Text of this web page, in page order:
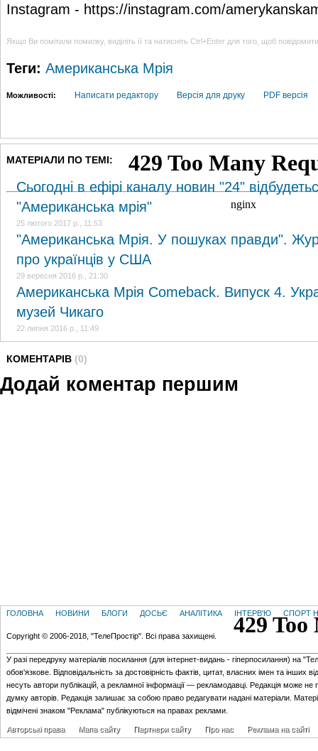
Instagram - https://instagram.com/
Якщо Ви помітили помилку, виділіть її та натисніть Ctrl+Enter для того, щоб
Теги: Американська Мрія
Можливості: Написати редактору Версія для друку PDF версія
МАТЕРІАЛИ ПО ТЕМІ:
Сьогодні в ефірі каналу новин "24"
"Американська мрія"
25 лютого 2017 р., 11:53
"Американська Мрія. У пошуках правди".
про українців у США
29 вересня 2016 р., 21:30
Американська Мрія Comeback. Випуск 4.
музей Чикаго
22 липня 2016 р., 11:49
КОМЕНТАРІВ (0)
Додай коментар першим
ГОЛОВНА НОВИНИ БЛОГИ ДОСЬЄ АНАЛІТИКА ІНТЕРВ'Ю СПОРТ
Copyright © 2006-2018, "ТелеПростір". Всі права захищені.
У разі передруку матеріалів посилання (для iнтернет-видань - гiперпосилання) на
обов'язкове. Відповідальність за достовірність фактів, цитат, власних імен та інших
несуть автори публікацій, а рекламної інформації — рекламодавці. Редакція може не
думку авторів. Редакція залишає за собою право редагувати надані матеріали.
відмічені знаком "Реклама" публікуються на правах реклами.
Авторські права Мапа сайту Партнери сайту Про нас Реклама на сайті